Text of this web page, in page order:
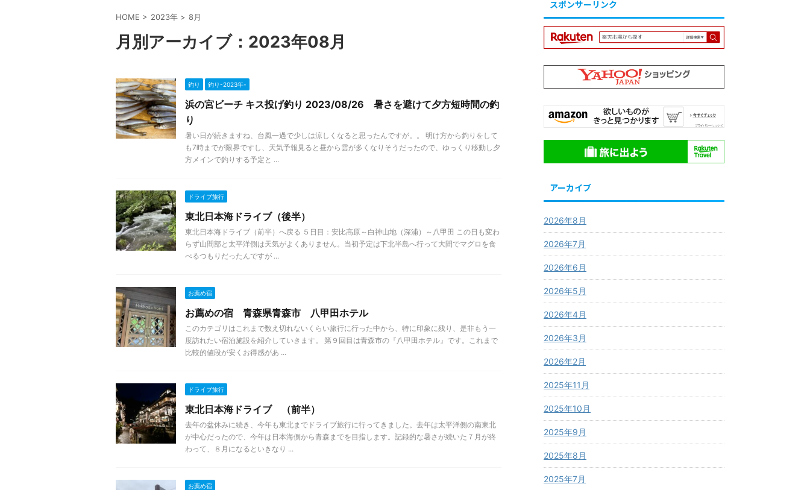
HOME > 2023年 > 8月
月別アーカイブ：2023年08月
釣り 釣り-2023年-
浜の宮ビーチ キス投げ釣り 2023/08/26 暑さを避けて夕方短時間の釣
り
暑い日が続きますね、台風一過で少しは涼しくなると思ったんですが。。 明け方から釣りをして
も7時までが限界ですし、天気予報見ると昼から雲が多くなりそうだったので、ゆっくり移動し夕
方メインで釣りする予定と ...
ドライブ旅行
東北日本海ドライブ（後半）
東北日本海ドライブ（前半）へ戻る ５日目：安比高原～白神山地（深浦）～八甲田 この日も変わ
らず山間部と太平洋側は天気がよくありません。当初予定は下北半島へ行って大間でマグロを食
べるつもりだったんですが ...
お薦め宿
お薦めの宿 青森県青森市 八甲田ホテル
このカテゴリはこれまで数え切れないくらい旅行に行った中から、特に印象に残り、是非もう一
度訪れたい宿泊施設を紹介していきます。 第９回目は青森市の『八甲田ホテル』です。これまで
比較的値段が安くお得感があ ...
ドライブ旅行
東北日本海ドライブ （前半）
去年の盆休みに続き、今年も東北までドライブ旅行に行ってきました。去年は太平洋側の南東北
が中心だったので、今年は日本海側から青森までを目指します。記録的な暑さが続いた７月が終
わって、８月になるといきなり ...
お薦め宿
スポンサーリンク
アーカイブ
2026年8月
2026年7月
2026年6月
2026年5月
2026年4月
2026年3月
2026年2月
2025年11月
2025年10月
2025年9月
2025年8月
2025年7月